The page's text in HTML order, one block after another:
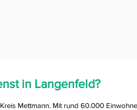
in Langenfeld?
Mettmann. Mit rund 60.000